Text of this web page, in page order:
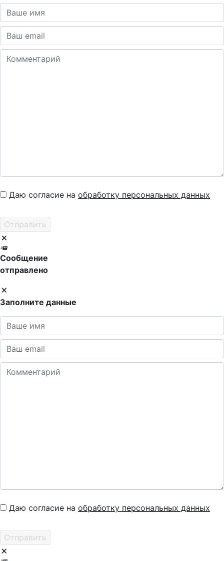
Даю согласие на обработку персональных данных
Сообщение
отправлено
Заполните данные
Даю согласие на обработку персональных данных